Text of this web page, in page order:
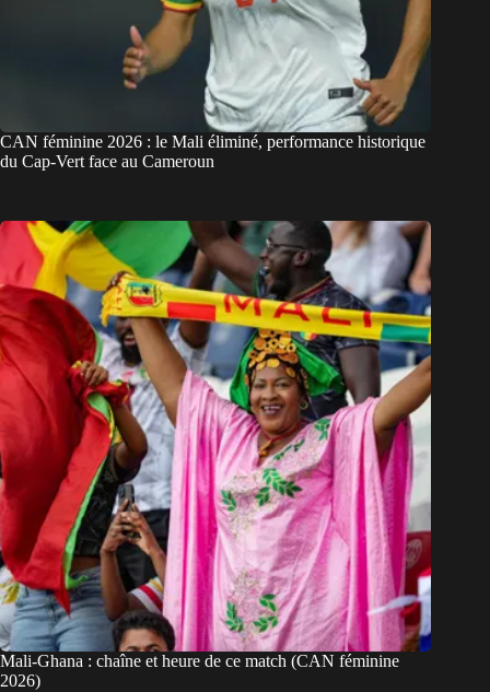
CAN féminine 2026 : le Mali éliminé, performance historique
du Cap-Vert face au Cameroun
Mali-Ghana : chaîne et heure de ce match (CAN féminine
2026)